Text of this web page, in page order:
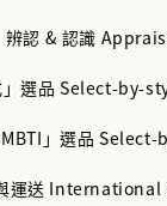
辨認 & 認識
」選品 Select-by-
MBTI」選品 Select-
運送